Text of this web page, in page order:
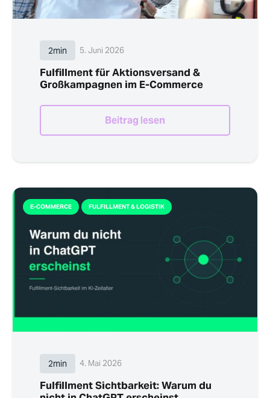
2min 5. Juni 2026
Fulfillment für Aktionsversand &
Großkampagnen im E-Commerce
Beitrag lesen
E-COMMERCE FULFILLMENT & LOGISTIK
2min 4. Mai 2026
Fulfillment Sichtbarkeit: Warum du